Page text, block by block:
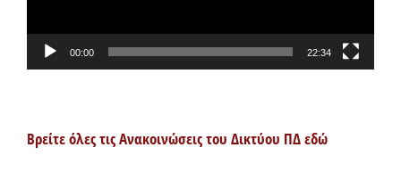
00:00 22:34
Βρείτε όλες τις Ανακοινώσεις του Δικτύου ΠΔ εδώ